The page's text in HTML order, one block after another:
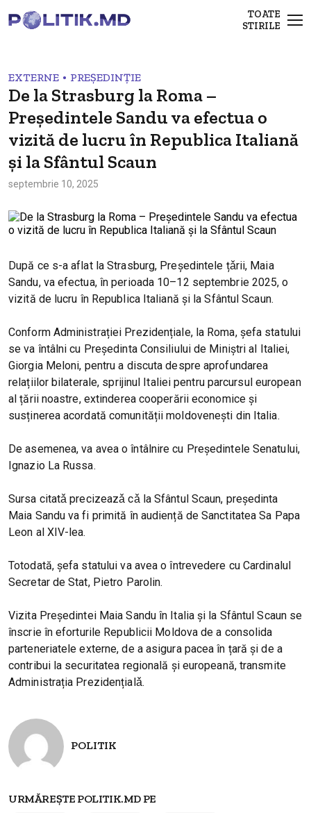
TOATE
STIRILE
EXTERNE • PREȘEDINȚIE
De la Strasburg la Roma –
Președintele Sandu va efectua o
vizită de lucru în Republica Italiană
și la Sfântul Scaun
septembrie 10, 2025
După ce s-a aflat la Strasburg, Președintele țǎrii, Maia
Sandu, va efectua, în perioada 10–12 septembrie 2025, o
vizită de lucru în Republica Italiană și la Sfântul Scaun.
Conform Administrației Prezidențiale, la Roma, șefa statului
se va întâlni cu Președinta Consiliului de Miniștri al Italiei,
Giorgia Meloni, pentru a discuta despre aprofundarea
relațiilor bilaterale, sprijinul Italiei pentru parcursul european
al țării noastre, extinderea cooperării economice și
susținerea acordată comunității moldovenești din Italia.
De asemenea, va avea o întâlnire cu Președintele Senatului,
Ignazio La Russa.
Sursa citatǎ precizeazǎ cǎ la Sfântul Scaun, președinta
Maia Sandu va fi primită în audiență de Sanctitatea Sa Papa
Leon al XIV-lea.
Totodată, șefa statului va avea o întrevedere cu Cardinalul
Secretar de Stat, Pietro Parolin.
Vizita Președintei Maia Sandu în Italia și la Sfântul Scaun se
înscrie în eforturile Republicii Moldova de a consolida
parteneriatele externe, de a asigura pacea în țară și de a
contribui la securitatea regională și europeană, transmite
Administrația Prezidențialǎ.
POLITIK
URMĂREȘTE POLITIK.MD PE